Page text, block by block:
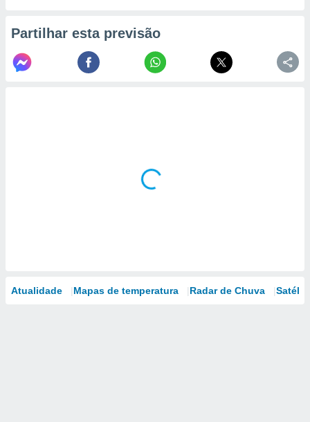
Partilhar esta previsão
Atualidade Mapas de temperatura Radar de Chuva